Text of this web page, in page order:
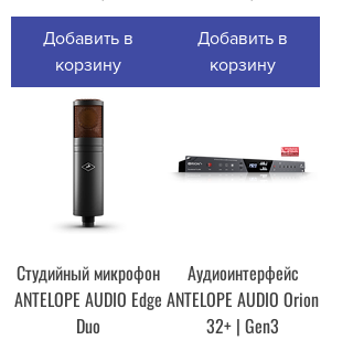
Добавить в
корзину
Добавить в
корзину
Студийный микрофон
ANTELOPE AUDIO Edge
Duo
Аудиоинтерфейс
ANTELOPE AUDIO Orion
32+ | Gen3